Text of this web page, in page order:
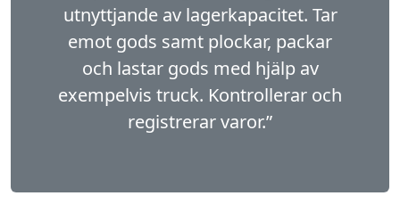
utnyttjande av lagerkapacitet. Tar
emot gods samt plockar, packar
och lastar gods med hjälp av
exempelvis truck. Kontrollerar och
registrerar varor.”